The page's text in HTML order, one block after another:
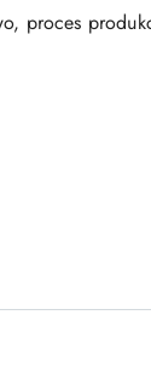
proces